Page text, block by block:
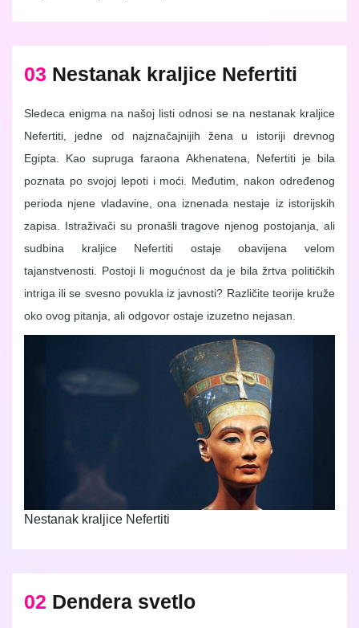
03 Nestanak kraljice Nefertiti
Sledeca enigma na našoj listi odnosi se na nestanak kraljice
Nefertiti, jedne od najznačajnijih žena u istoriji drevnog
Egipta. Kao supruga faraona Akhenatena, Nefertiti je bila
poznata po svojoj lepoti i moći. Međutim, nakon određenog
perioda njene vladavine, ona iznenada nestaje iz istorijskih
zapisa. Istraživači su pronašli tragove njenog postojanja, ali
sudbina kraljice Nefertiti ostaje obavijena velom
tajanstvenosti. Postoji li mogućnost da je bila žrtva političkih
intriga ili se svesno povukla iz javnosti? Različite teorije kruže
oko ovog pitanja, ali odgovor ostaje izuzetno nejasan.
Nestanak kraljice Nefertiti
02 Dendera svetlo